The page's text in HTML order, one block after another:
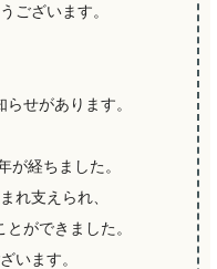
ございます。
せがあります。
が経ちました。
れ支えられ、
ができました。
います。